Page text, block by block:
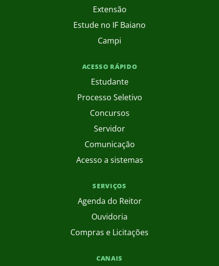
Extensão
Estude no IF Baiano
Campi
ACESSO RÁPIDO
Estudante
Processo Seletivo
Concursos
Servidor
Comunicação
Acesso a sistemas
SERVIÇOS
Agenda do Reitor
Ouvidoria
Compras e Licitações
CANAIS